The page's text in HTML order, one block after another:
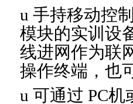
u 手持移动控
模块的实训设
线进网作为联
操作终端，也
u 可通过 PC